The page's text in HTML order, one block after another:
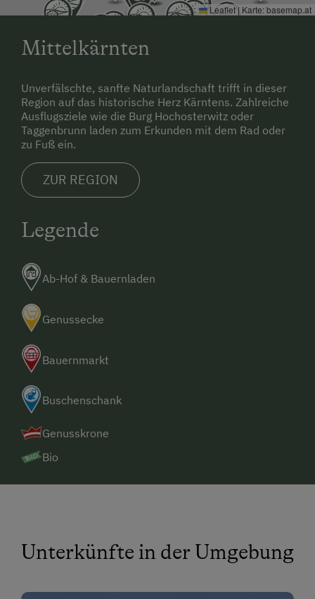
Reinigungsausstattung in der Wohnung
Toilette
Geschirrspüler
Kochnische
Küche
Küchenausstattung
Kühlschrank
Wlan
Doppelbett
Leaflet | Karte:basemap.at
Mittelkärnten
Unverfälschte, sanfte Naturlandschaft trifft in dieser
Region auf das historische Herz Kärntens. Zahlreiche
Ausflugsziele wie die Burg Hochosterwitz oder
Taggenbrunn laden zum Erkunden mit dem Rad oder
zu Fuß ein.
ZUR REGION
Legende
Ab-Hof & Bauernladen
Genussecke
Bauernmarkt
Buschenschank
Genusskrone
Bio
Unterkünfte in der Umgebung